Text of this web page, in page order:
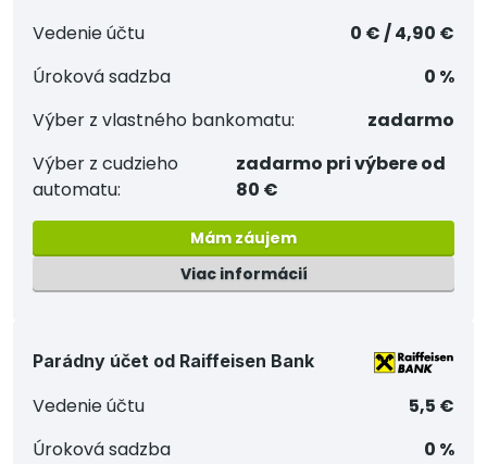
Vedenie účtu
0 € / 4,90 €
Úroková sadzba
0 %
Výber z vlastného bankomatu:
zadarmo
Výber z cudzieho
automatu:
zadarmo pri výbere od
80 €
Mám záujem
Viac informácií
Parádny účet od Raiffeisen Bank
Vedenie účtu
5,5 €
Úroková sadzba
0 %